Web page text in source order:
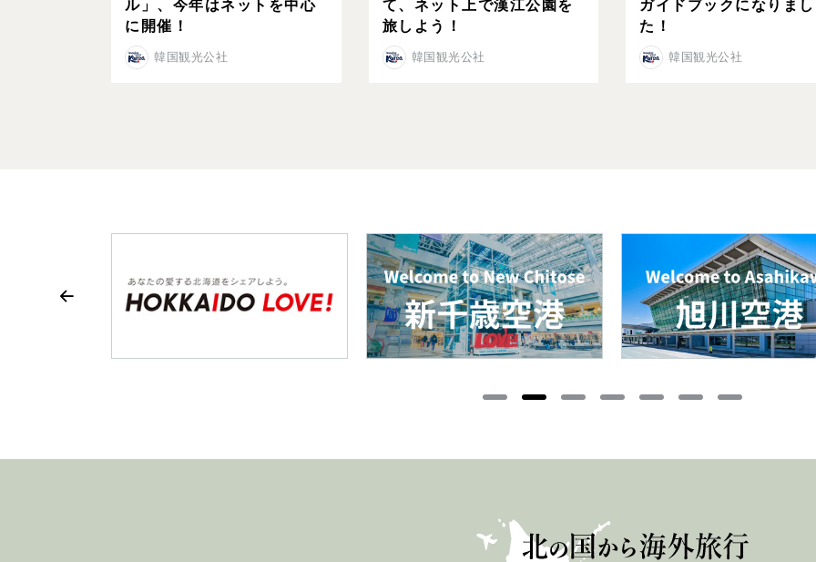
ル」、今年はネットを中心
に開催！
韓国観光公社
て、ネット上で漢江公園を
旅しよう！
韓国観光公社
ガイドブックになりまし
た！
韓国観光公社